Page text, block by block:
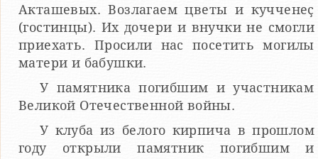
Акташевых. Возлагаем цветы и кучченеҫ
(гостинцы). Их дочери и внучки не смогли
приехать. Просили нас посетить могилы
матери и бабушки.
У памятника погибшим и участникам
Великой Отечественной войны.
У клуба из белого кирпича в прошлом
году открыли памятник погибшим и